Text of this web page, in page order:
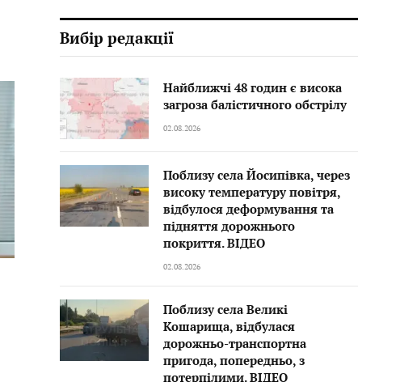
Вибір редакції
Найближчі 48 годин є висока
загроза балістичного обстрілу
02.08.2026
Поблизу села Йосипівка, через
високу температуру повітря,
відбулося деформування та
підняття дорожнього
покриття. ВІДЕО
02.08.2026
Поблизу села Великі
Кошарища, відбулася
дорожньо-транспортна
пригода, попередньо, з
потерпілими. ВІДЕО